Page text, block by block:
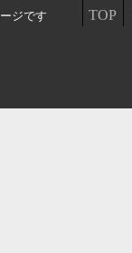
ジです TOP